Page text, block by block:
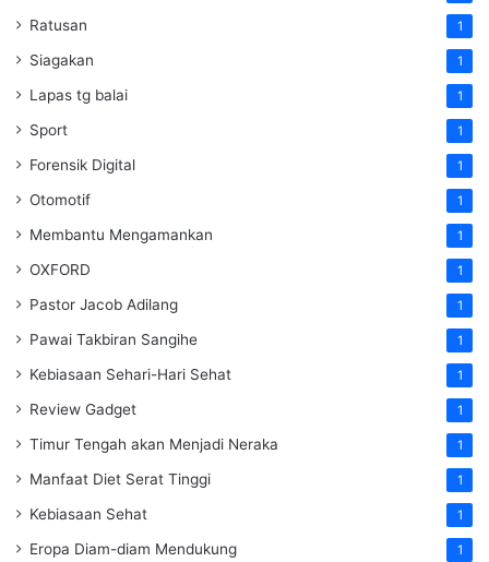
Ratusan 1
Siagakan 1
Lapas tg balai 1
Sport 1
Forensik Digital 1
Otomotif 1
Membantu Mengamankan 1
OXFORD 1
Pastor Jacob Adilang 1
Pawai Takbiran Sangihe 1
Kebiasaan Sehari-Hari Sehat 1
Review Gadget 1
Timur Tengah akan Menjadi Neraka 1
Manfaat Diet Serat Tinggi 1
Kebiasaan Sehat 1
Eropa Diam-diam Mendukung 1